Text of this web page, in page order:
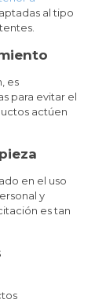
al tipo
es
para evitar el
actúen
en el uso
y
es tan